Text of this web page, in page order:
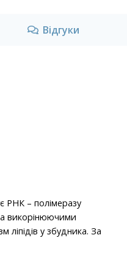
Відгуки
РНК – полімеразу
викорінюючими
у збудника. За